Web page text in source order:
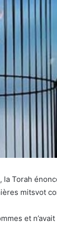
la Torah
mitsvot
et